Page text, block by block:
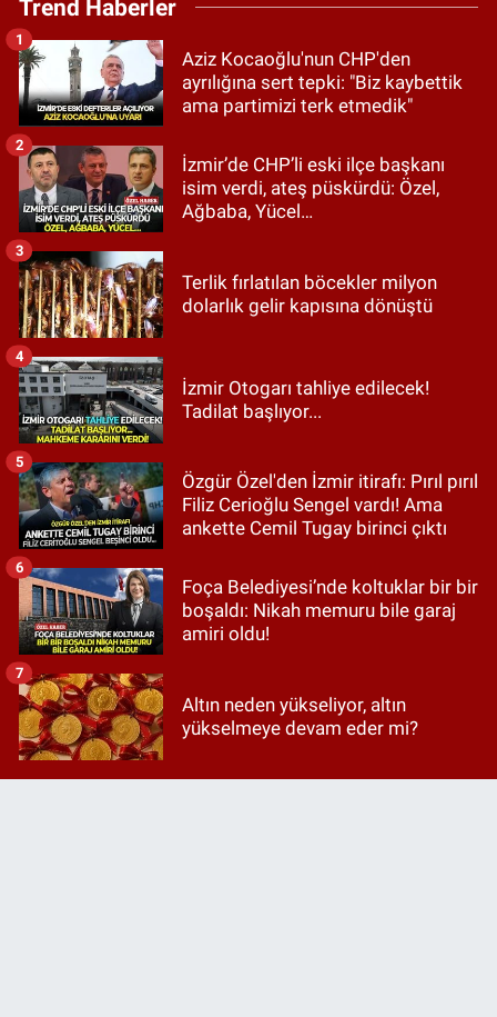
Trend Haberler
Aziz Kocaoğlu'nun CHP'den
ayrılığına sert tepki: "Biz kaybettik
ama partimizi terk etmedik"
1
İzmir’de CHP’li eski ilçe başkanı
isim verdi, ateş püskürdü: Özel,
Ağbaba, Yücel…
2
Terlik fırlatılan böcekler milyon
dolarlık gelir kapısına dönüştü
3
İzmir Otogarı tahliye edilecek!
Tadilat başlıyor...
4
Özgür Özel'den İzmir itirafı: Pırıl pırıl
Filiz Cerioğlu Sengel vardı! Ama
ankette Cemil Tugay birinci çıktı
5
Foça Belediyesi’nde koltuklar bir bir
boşaldı: Nikah memuru bile garaj
amiri oldu!
6
Altın neden yükseliyor, altın
yükselmeye devam eder mi?
7